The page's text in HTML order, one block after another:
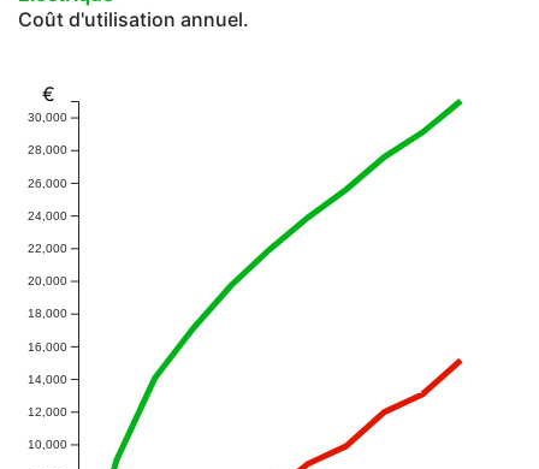
Coût d'utilisation annuel.
10,000
12,000
14,000
16,000
18,000
20,000
22,000
24,000
26,000
28,000
30,000
€